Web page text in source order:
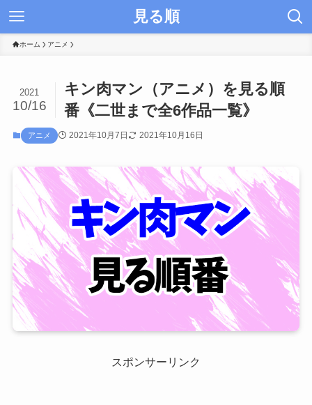
見る順
ホーム アニメ
キン肉マン（アニメ）を見る順
番《二世まで全6作品一覧》
2021
10/16
アニメ 2021年10月7日 2021年10月16日
スポンサーリンク